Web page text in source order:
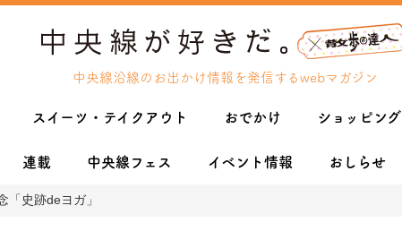
中央線沿線のお出かけ情報を発信するwebマガジン
スイーツ・テイクアウト おでかけ ショッピング
連載 中央線フェス イベント情報 おしらせ
史跡deヨガ」